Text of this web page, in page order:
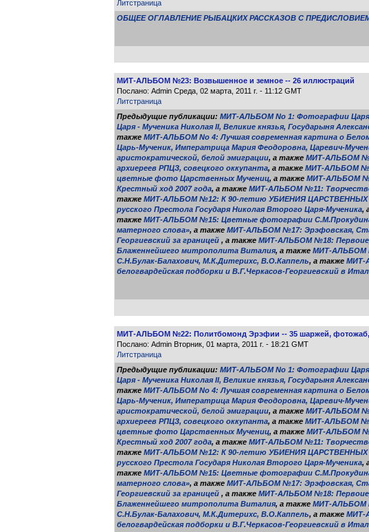
Литстраница
ОБЩЕЕ ОГЛАВЛЕНИЕ РЫБАЦКИХ РАССКАЗОВ С
МИТ-АЛЬБОМ №23: Возвышенное и земное -- 26 иллюстраций
Послано: Admin Среда, 02 марта, 2011 г. - 11:12 GMT
Литстраница
Предыдущие публикации: МИТ-АЛЬБОМ No 1: Фотографии
Царя - Мученика Николая II, Великие князья, Государыня
также МИТ-АЛЬБОМ No 4: Лучшая современная картина о
Царь-Мученик, Императрица Мария Феодоровна, Царевич-
аристократической, белой эмиграции, а также МИТ-АЛЬБОМ
архиереев РПЦЗ, совецкого оккупанта, а также МИТ-АЛЬБОМ №8:
цветные фото Царственных Мучениц, а также МИТ-АЛЬБОМ
Крестный ход 2007 года, а также МИТ-АЛЬБОМ №11:
также МИТ-АЛЬБОМ №12: К 90-летию УБИЕНИЯ ЦАРСТВЕННЫХ
русского Престола Государя Николая Второго Царя-Мученика,
также МИТ-АЛЬБОМ №15: Цветные фотографии
матерного слова», а также МИТ-АЛЬБОМ №17: Эрэфовская,
Георгиевский за границей , а также МИТ-АЛЬБОМ №18:
Блаженнейшего митрополита Виталия, а также МИТ-АЛЬБОМ
С.Н.Булак-Балахович, М.К.Дитерихс, В.О.Каппель, а также МИТ-
белогвардейская подборки и В.Г.Черкасов-Георгиевский в
МИТ-АЛЬБОМ №22: Политбомонд Эрэфии -- 35 шаржей, фотожаб,
Послано: Admin Вторник, 01 марта, 2011 г. - 18:21 GMT
Литстраница
Предыдущие публикации: МИТ-АЛЬБОМ No 1: Фотографии
Царя - Мученика Николая II, Великие князья, Государыня
также МИТ-АЛЬБОМ No 4: Лучшая современная картина о
Царь-Мученик, Императрица Мария Феодоровна, Царевич-
аристократической, белой эмиграции, а также МИТ-АЛЬБОМ
архиереев РПЦЗ, совецкого оккупанта, а также МИТ-АЛЬБОМ №8:
цветные фото Царственных Мучениц, а также МИТ-АЛЬБОМ
Крестный ход 2007 года, а также МИТ-АЛЬБОМ №11:
также МИТ-АЛЬБОМ №12: К 90-летию УБИЕНИЯ ЦАРСТВЕННЫХ
русского Престола Государя Николая Второго Царя-Мученика,
также МИТ-АЛЬБОМ №15: Цветные фотографии
матерного слова», а также МИТ-АЛЬБОМ №17: Эрэфовская,
Георгиевский за границей , а также МИТ-АЛЬБОМ №18:
Блаженнейшего митрополита Виталия, а также МИТ-АЛЬБОМ
С.Н.Булак-Балахович, М.К.Дитерихс, В.О.Каппель, а также МИТ-
белогвардейская подборки и В.Г.Черкасов-Георгиевский в